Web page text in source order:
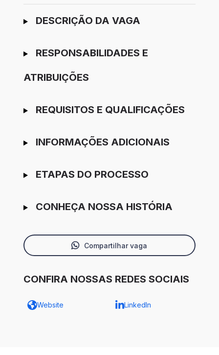
Ir para candidatura
DESCRIÇÃO DA VAGA
RESPONSABILIDADES E
ATRIBUIÇÕES
REQUISITOS E QUALIFICAÇÕES
INFORMAÇÕES ADICIONAIS
ETAPAS DO PROCESSO
CONHEÇA NOSSA HISTÓRIA
Compartilhar vaga
CONFIRA NOSSAS REDES SOCIAIS
Website LinkedIn